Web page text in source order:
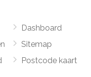
Dashboard
Sitemap
Postcode kaart